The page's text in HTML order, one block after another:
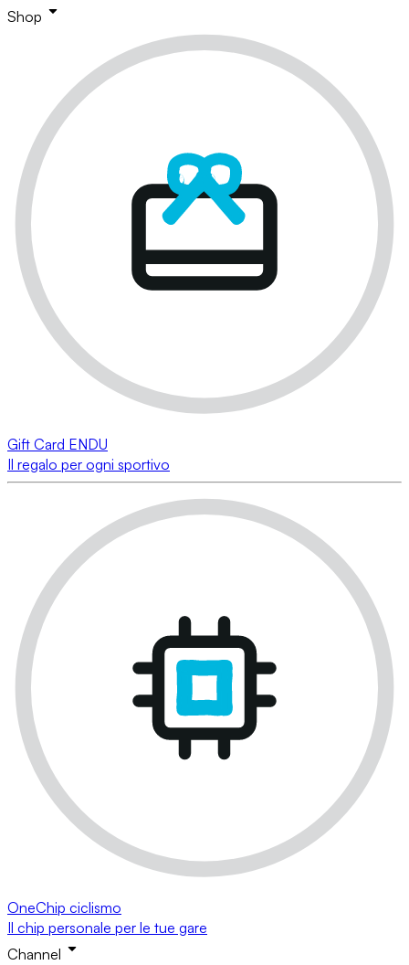
Shop
Gift Card ENDU
Il regalo per ogni sportivo
OneChip ciclismo
Il chip personale per le tue gare
Channel